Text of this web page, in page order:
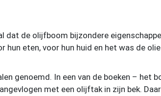
dat de olijfboom bijzondere
eten, voor hun huid en het was de
genoemd. In een van de boeken – het
met een olijftak in zijn bek.